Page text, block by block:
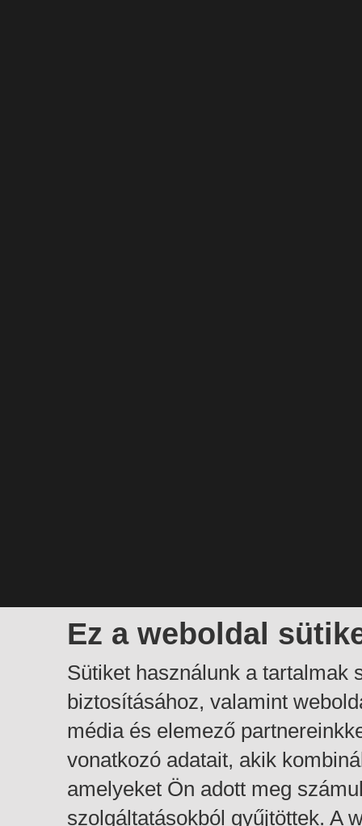
Ez a weboldal
Sütiket használunk a tartalmak
biztosításához, valamint
média és elemező
vonatkozó adatait, akik
amelyeket Ön adott meg
szolgáltatásokból gyűjtöttek. A